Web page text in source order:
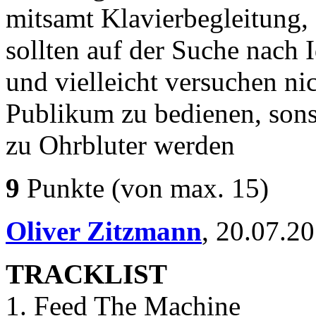
mitsamt Klavierbegleitung,
sollten auf der Suche nach
und vielleicht versuchen
Publikum zu bedienen,
zu Ohrbluter werden
9 Punkte (von max. 15)
Oliver Zitzmann,
TRACKLIST
1. Feed The Machine